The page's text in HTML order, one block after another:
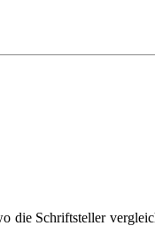
die Schriftsteller